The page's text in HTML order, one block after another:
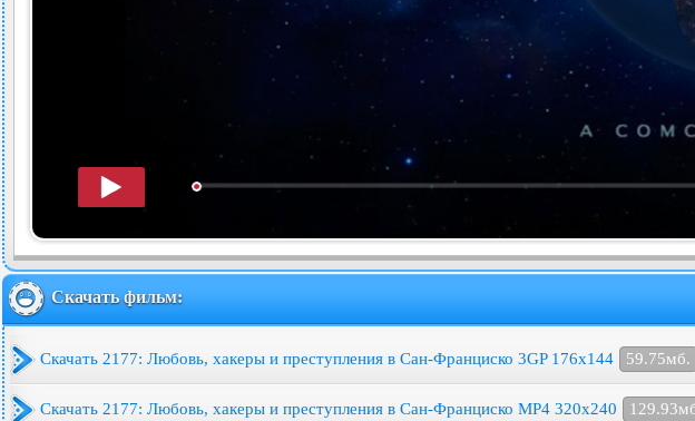
Скачать фильм:
Скачать 2177: Любовь, хакеры и преступления в Сан-Франциско 3GP 176x144 59.75мб.
Скачать 2177: Любовь, хакеры и преступления в Сан-Франциско MP4 320x240